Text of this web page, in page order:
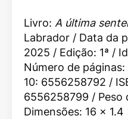
Livro: A última
Labrador / Data da
2025 / Edição: 1ª /
Número de
10: 6556258792 /
6556258799 /
Dimensões: 16 x